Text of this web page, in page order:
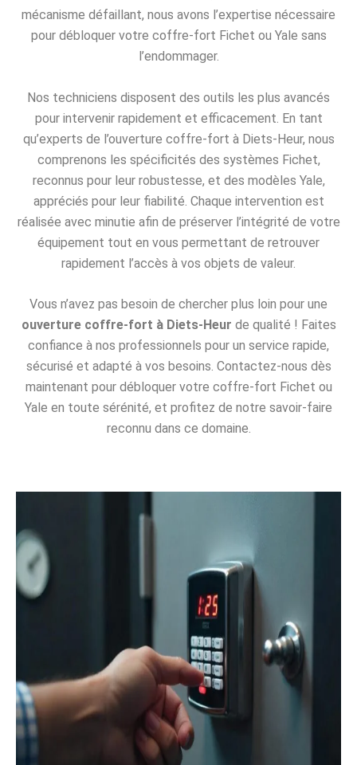
mécanisme défaillant, nous avons l’expertise nécessaire
pour débloquer votre coffre-fort Fichet ou Yale sans
l’endommager.
Nos techniciens disposent des outils les plus avancés
pour intervenir rapidement et efficacement. En tant
qu’experts de l’ouverture coffre-fort à Diets-Heur, nous
comprenons les spécificités des systèmes Fichet,
reconnus pour leur robustesse, et des modèles Yale,
appréciés pour leur fiabilité. Chaque intervention est
réalisée avec minutie afin de préserver l’intégrité de votre
équipement tout en vous permettant de retrouver
rapidement l’accès à vos objets de valeur.
Vous n’avez pas besoin de chercher plus loin pour une
ouverture coffre-fort à Diets-Heur de qualité ! Faites
confiance à nos professionnels pour un service rapide,
sécurisé et adapté à vos besoins. Contactez-nous dès
maintenant pour débloquer votre coffre-fort Fichet ou
Yale en toute sérénité, et profitez de notre savoir-faire
reconnu dans ce domaine.